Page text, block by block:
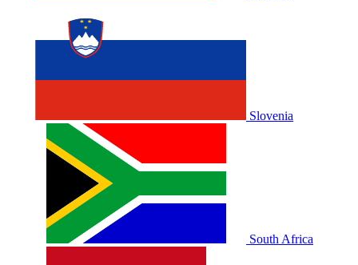
Slovenia
South Africa